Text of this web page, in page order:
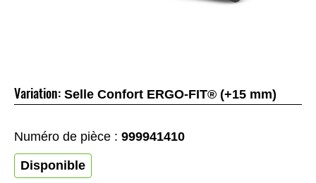
Variation: Selle Confort ERGO-FIT® (+15 mm)
Numéro de pièce : 999941410
Disponible